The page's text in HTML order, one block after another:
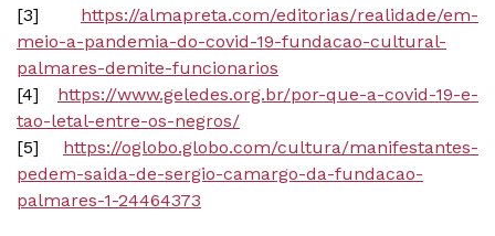
[3] https://almapreta.com/editorias/realidade/em-
meio-a-pandemia-do-covid-19-fundacao-cultural-
palmares-demite-funcionarios
[4] https://www.geledes.org.br/por-que-a-covid-19-e-
tao-letal-entre-os-negros/
[5] https://oglobo.globo.com/cultura/manifestantes-
pedem-saida-de-sergio-camargo-da-fundacao-
palmares-1-24464373